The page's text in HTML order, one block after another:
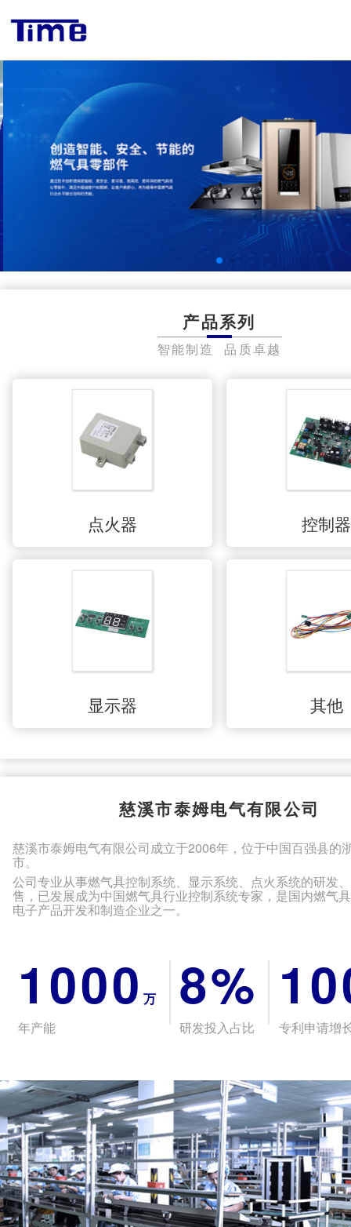
产品系列
智能制造 品质卓越
点火器 控制器
显示器 其他
慈溪市泰姆电气有限公司
慈溪市泰姆电气有限公司成立于2006年，位于中国百强县的
市。
公司专业从事燃气具控制系统、显示系统、点火系统的研发
售，已发展成为中国燃气具行业控制系统专家，是国内燃气
电子产品开发和制造企业之一。
1000 万
年产能
8%
研发投入占比 专利申请增